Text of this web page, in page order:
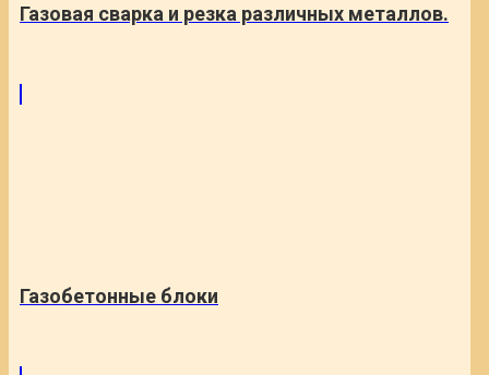
Газовая сварка и резка различных металлов.
Газобетонные блоки